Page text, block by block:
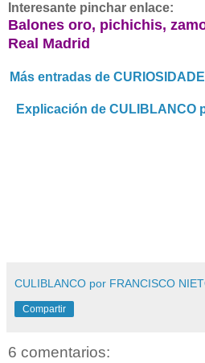
Interesante pinchar enlace:
Balones oro, pichichis,
Real Madrid
Más entradas de
Explicación de CULIBLANCO
CULIBLANCO por FRANCISCO
Compartir
6 comentarios: